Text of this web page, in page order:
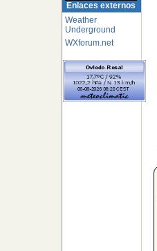
Enlaces externos
Weather
Underground
WXforum.net